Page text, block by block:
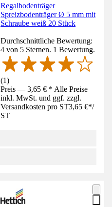
Regalbodenträger
Spreizbodenträger Ø 5 mm mit
Schraube weiß 20 Stück
Durchschnittliche Bewertung:
4 von 5 Sternen. 1 Bewertung.
(1)
Preis — 3,65 € * Alle Preise
inkl. MwSt. und ggf. zzgl.
Versandkosten pro ST3,65 €*/
ST